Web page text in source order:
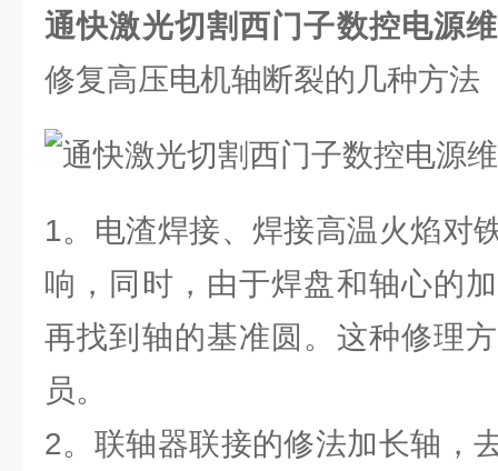
通快激光切割西门子数控电源
修复高压电机轴断裂的几种方法
1。电渣焊接、焊接高温火焰对
响，同时，由于焊盘和轴心的
再找到轴的基准圆。这种修理
员。
2。联轴器联接的修法加长轴，